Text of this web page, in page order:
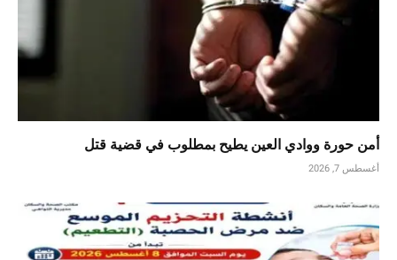
أمن حورة ووادي العين يطيح بمطلوب في قضية قتل
أغسطس 7, 2026